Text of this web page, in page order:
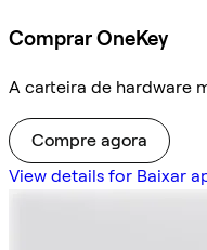
Comprar OneKey
A carteira de hardware
Compre agora
View details for Baixar